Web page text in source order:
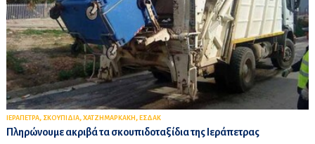
ΙΕΡΑΠΕΤΡΑ, ΣΚΟΥΠΙΔΙΑ, ΧΑΤΖΗΜΑΡΚΑΚΗ , ΕΣΔΑΚ
Πληρώνουμε ακριβά τα σκουπιδοταξίδια της Ιεράπετρας